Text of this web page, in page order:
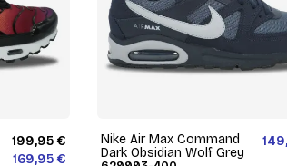
199,95 €
169,95 €
Nike Air Max Command
Dark Obsidian Wolf Grey